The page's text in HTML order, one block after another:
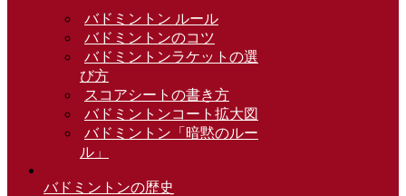
バドミントン ルール
バドミントンのコツ
バドミントンラケットの選
び方
スコアシートの書き方
バドミントンコート拡大図
バドミントン「暗黙のルー
ル」
バドミントンの歴史